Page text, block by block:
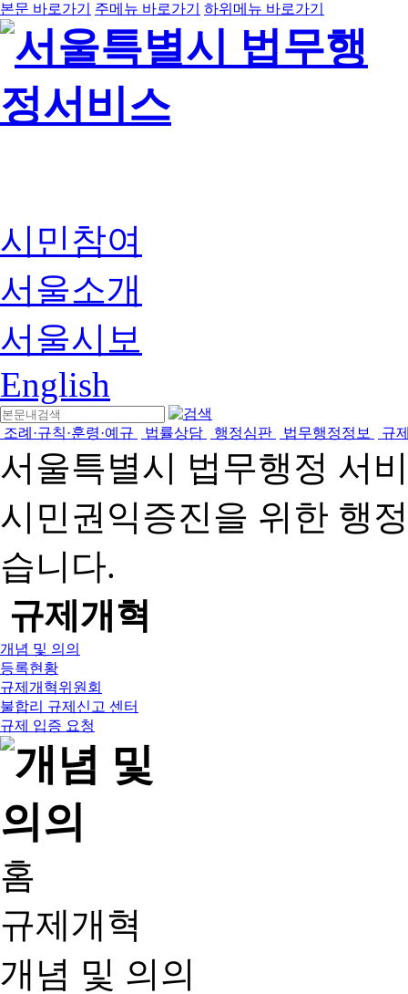
본문 바로가기 주메뉴 바로가기 하위메뉴 바로가기
시민참여
서울소개
서울시보
English
조례·규칙·훈령·예규 법률상담 행정심판 법무행정정보 규
서울특별시 법무행정 서
시민권익증진을 위한 행
습니다.
규제개혁
개념 및 의의
등록현황
규제개혁위원회
불합리 규제신고 센터
규제 입증 요청
홈
규제개혁
개념 및 의의